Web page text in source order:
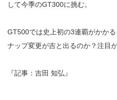
して今季のGT300に挑む。
GT500では史上初の3連覇がかか
ナップ変更が吉と出るのか？注目が
『記事：吉田 知弘』